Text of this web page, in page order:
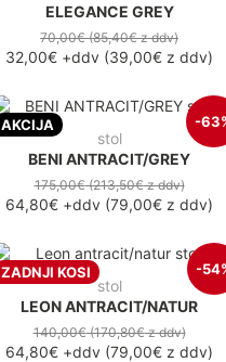
ELEGANCE GREY
70,00€(85,40€z ddv)
32,00€ +ddv (39,00€ z ddv)
AKCIJA -
stol
BENI ANTRACIT/GREY
175,00€(213,50€z ddv)
64,80€ +ddv (79,00€ z ddv)
ZADNJI KOSI -
stol
LEON ANTRACIT/NATUR
140,00€(170,80€z ddv)
64,80€ +ddv (79,00€ z ddv)